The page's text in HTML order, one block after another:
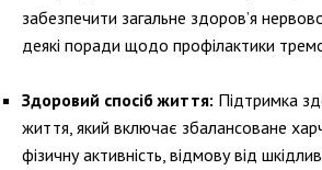
забезпечити загальне здоров’я
деякі поради щодо профілактики
Здоровий спосіб життя: Підтримка
життя, який включає збалансоване
фізичну активність, відмову від